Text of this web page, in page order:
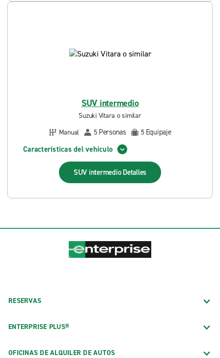
SUV intermedio
Suzuki Vitara o similar
Manual
5 Personas 5 Equipaje
Características del vehículo
SUV intermedio Detalles
RESERVAS
ENTERPRISE PLUS®
OFICINAS DE ALQUILER DE AUTOS